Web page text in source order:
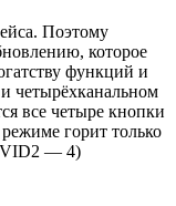
Поэтому
которое
функций и
четырёхканальном
все четыре кнопки
горит только
(VID2 — 4)